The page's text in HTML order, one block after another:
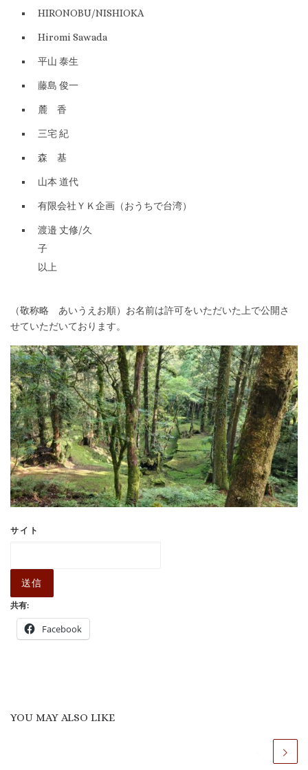
HIRONOBU/NISHIOKA
Hiromi Sawada
平山 泰生
藤島 俊一
麓 香
三宅 紀
森 基
山本 道代
有限会社ＹＫ企画（おうちで台湾）
渡邉 丈修/久
以上
（敬称略 あいうえお順）お名前は許可をいただいた上で公開さ
せていただいております。
サイト
送信
共有:
Facebook
YOU MAY ALSO LIKE